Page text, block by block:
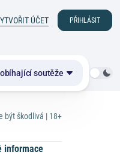
ÚČET PŘIHLÁSIT
soutěže
být škodlivá | 18+
informace